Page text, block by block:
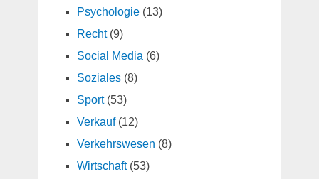
Psychologie(13)
Recht(9)
Social Media (6)
Soziales(8)
Sport(53)
Verkauf(12)
Verkehrswesen (8)
Wirtschaft(53)